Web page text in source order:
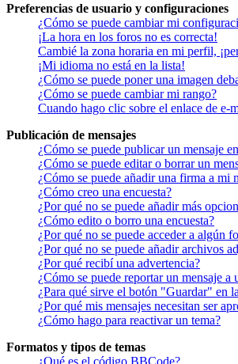
Preferencias de usuario y configuraciones
¿Cómo se puede cambiar mi
¡La hora en los foros no es correcta!
Cambié la zona horaria en mi perfil,
¡Mi idioma no está en la lista!
¿Cómo se puede poner una imagen
¿Cómo se puede cambiar mi rango?
Cuando hago clic sobre el enlace de e-
Publicación de mensajes
¿Cómo se puede publicar un mensaje
¿Cómo se puede editar o borrar un
¿Cómo se puede añadir una firma a mi
¿Cómo creo una encuesta?
¿Por qué no se puede añadir más
¿Cómo edito o borro una encuesta?
¿Por qué no se puede acceder a algún
¿Por qué no se puede añadir archivos
¿Por qué recibí una advertencia?
¿Cómo se puede reportar un mensaje a
¿Para qué sirve el botón "Guardar" en
¿Por qué mis mensajes necesitan ser
¿Cómo hago para reactivar un tema?
Formatos y tipos de temas
¿Qué es el código BBCode?